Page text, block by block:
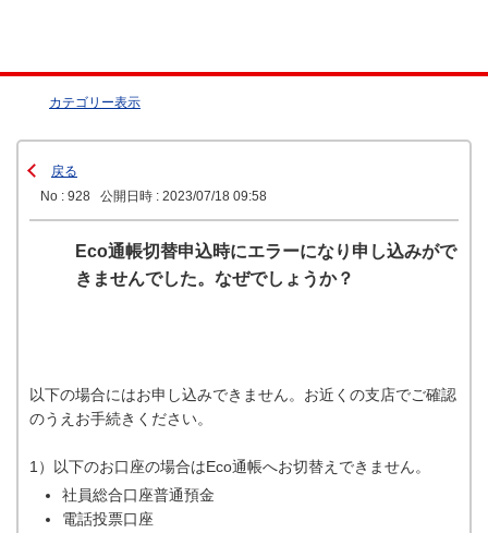
カテゴリー表示
戻る
No : 928
公開日時 : 2023/07/18 09:58
Eco通帳切替申込時にエラーになり申し込みがで
きませんでした。なぜでしょうか？
以下の場合にはお申し込みできません。お近くの支店でご確認
のうえお手続きください。
1）以下のお口座の場合はEco通帳へお切替えできません。
社員総合口座普通預金
電話投票口座